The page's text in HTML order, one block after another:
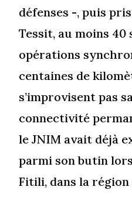
défenses -, puis
Tessit, au moins 40
opérations
centaines de
s’improvisent pas
connectivité
le JNIM avait déjà
parmi son butin
Fitili, dans la région